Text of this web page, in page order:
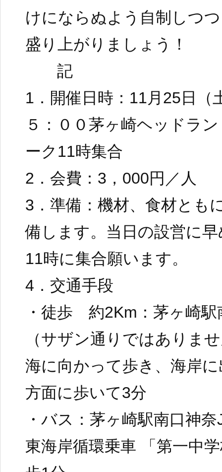
けにならぬよう自制しつ
盛り上がりましょう！
記
1．開催日時：11月25日（
５：００茅ヶ崎ヘッドラ
ーク11時集合
2．会費：3，000円／人
3．準備：機材、食材とも
備します。当日の設営に
11時に集合願います。
4．交通手段
・徒歩 約2Km：茅ヶ崎駅
（サザン通りではありま
海に向かって歩き、海岸
方面に歩いて3分
・バス：茅ヶ崎駅南口神
東海岸循環乗車 「第一中